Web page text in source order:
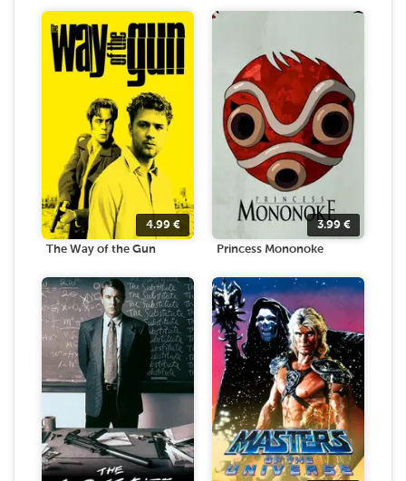
4.99 €
The Way of the Gun
3.99 €
Princess Mononoke